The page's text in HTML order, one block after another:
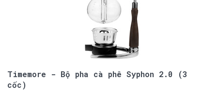
Timemore - Bộ pha cà phê Syphon 2.0 (3
cốc)